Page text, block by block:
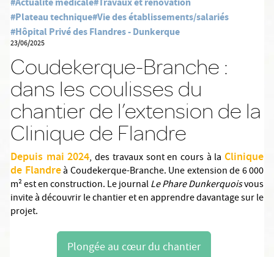
#Plateau technique#Vie des établissements/salariés
#Hôpital Privé des Flandres - Dunkerque
23/06/2025
Coudekerque-Branche :
dans les coulisses du
chantier de l’extension de la
Clinique de Flandre
Depuis mai 2024, des travaux sont en cours à la Clinique
de Flandreà Coudekerque-Branche. Une extension de 6 000
m² est en construction. Le journalLe Phare Dunkerquoisvous
invite à découvrir le chantier et en apprendre davantage sur le
projet.
Plongée au cœur du chantier